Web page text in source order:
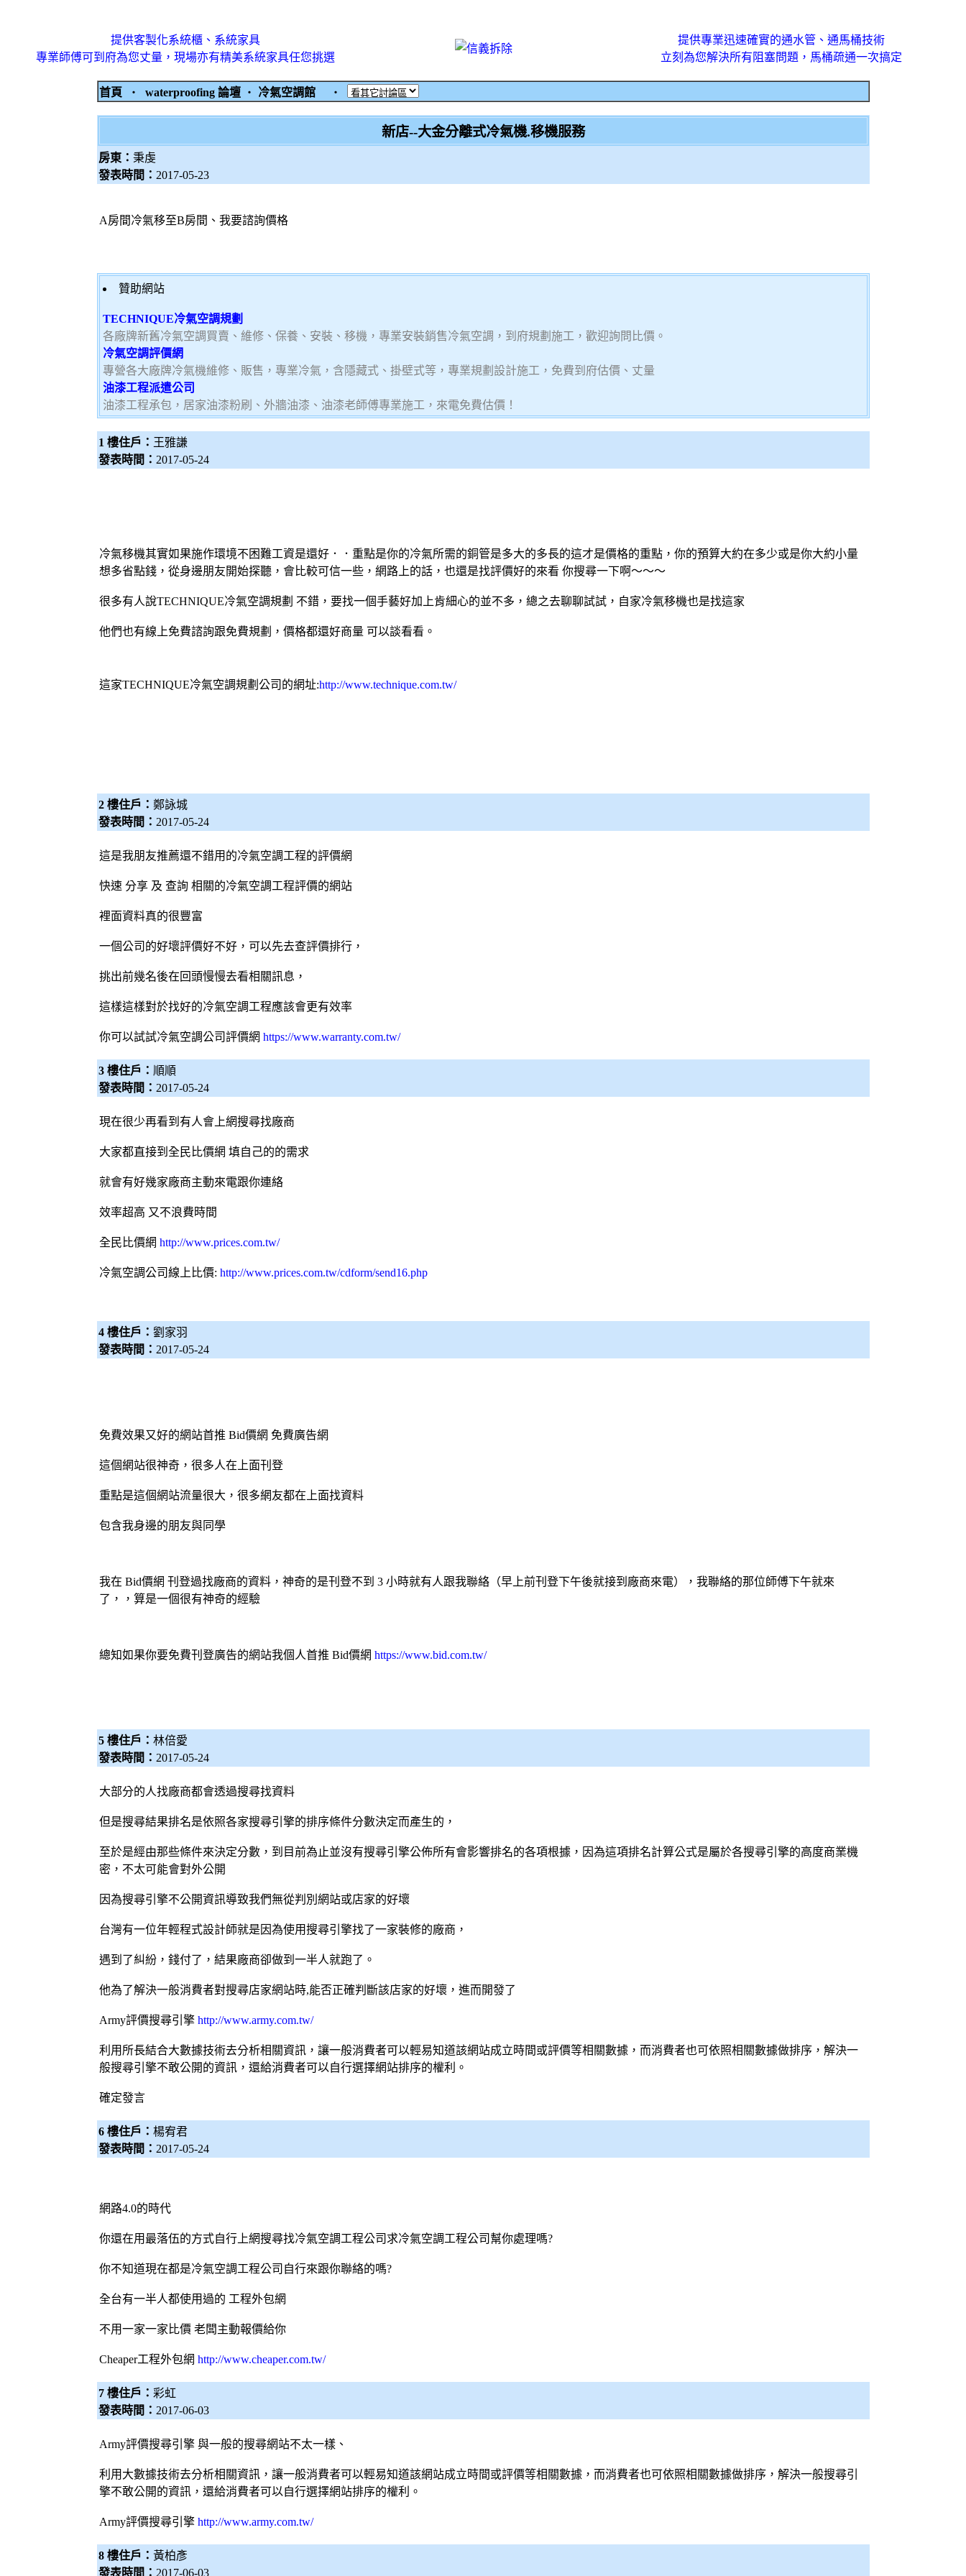
提供客製化系統櫃、系統家具
專業師傅可到府為您丈量，現場亦有精美系統家具任您挑選
提供專業迅速確實的通水管、通馬桶技術
立刻為您解決所有阻塞問題，馬桶疏通一次搞定
首頁 ‧ waterproofing 論壇 ‧ 冷氣空調館 ‧
新店--大金分離式冷氣機.移機服務
房東： 秉虔
發表時間： 2017-05-23
A房間冷氣移至B房間、我要諮詢價格
贊助網站
TECHNIQUE冷氣空調規劃
各廠牌新舊冷氣空調買賣、維修、保養、安裝、移機，專業安裝銷售冷氣空調，到府規劃施工，歡迎詢問比價。
冷氣空調評價網
專營各大廠牌冷氣機維修、販售，專業冷氣，含隱藏式、掛壁式等，專業規劃設計施工，免費到府估價、丈量
油漆工程派遣公司
油漆工程承包，居家油漆粉刷、外牆油漆、油漆老師傅專業施工，來電免費估價！
1 樓住戶： 王雅謙
發表時間： 2017-05-24
冷氣移機其實如果施作環境不困難工資是還好．．重點是你的冷氣所需的銅管是多大的多長的這才是價格的重點，你的預算大約在多少或是你大約小量
想多省點錢，從身邊朋友開始探聽，會比較可信一些，網路上的話，也還是找評價好的來看 你搜尋一下啊～～～
很多有人說TECHNIQUE冷氣空調規劃 不錯，要找一個手藝好加上肯細心的並不多，總之去聊聊試試，自家冷氣移機也是找這家
他們也有線上免費諮詢跟免費規劃，價格都還好商量 可以談看看。
這家TECHNIQUE冷氣空調規劃公司的網址:http://www.technique.com.tw/
2 樓住戶： 鄭詠城
發表時間： 2017-05-24
這是我朋友推薦還不錯用的冷氣空調工程的評價網
快速 分享 及 查詢 相關的冷氣空調工程評價的網站
裡面資料真的很豐富
一個公司的好壞評價好不好，可以先去查評價排行，
挑出前幾名後在回頭慢慢去看相關訊息，
這樣這樣對於找好的冷氣空調工程應該會更有效率
你可以試試冷氣空調公司評價網 https://www.warranty.com.tw/
3 樓住戶： 順順
發表時間： 2017-05-24
現在很少再看到有人會上網搜尋找廠商
大家都直接到 全民比價網 填自己的的需求
就會有好幾家廠商主動來電跟你連絡
效率超高 又不浪費時間
全民比價網 http://www.prices.com.tw/
冷氣空調公司線上比價: http://www.prices.com.tw/cdform/send16.php
4 樓住戶： 劉家羽
發表時間： 2017-05-24
免費效果又好的網站首推 Bid價網 免費廣告網
這個網站很神奇，很多人在上面刊登
重點是這個網站流量很大，很多網友都在上面找資料
包含我身邊的朋友與同學
我在 Bid價網 刊登過找廠商的資料，神奇的是刊登不到 3 小時就有人跟我聯絡（早上前刊登下午後就接到廠商來電），我聯絡的那位師傅下午就來
了，，算是一個很有神奇的經驗
總知如果你要免費刊登廣告的網站我個人首推 Bid價網 https://www.bid.com.tw/
5 樓住戶： 林倍愛
發表時間： 2017-05-24
大部分的人找廠商都會透過搜尋找資料
但是搜尋結果排名是依照各家搜尋引擎的排序條件分數決定而產生的，
至於是經由那些條件來決定分數，到目前為止並沒有搜尋引擎公佈所有會影響排名的各項根據，因為這項排名計算公式是屬於各搜尋引擎的高度商業機
密，不太可能會對外公開
因為搜尋引擎不公開資訊導致我們無從判別網站或店家的好壞
台灣有一位年輕程式設計師就是因為使用搜尋引擎找了一家裝修的廠商，
遇到了糾紛，錢付了，結果廠商卻做到一半人就跑了。
他為了解決一般消費者對搜尋店家網站時,能否正確判斷該店家的好壞，進而開發了
Army評價搜尋引擎 http://www.army.com.tw/
利用所長結合大數據技術去分析相關資訊，讓一般消費者可以輕易知道該網站成立時間或評價等相關數據，而消費者也可依照相關數據做排序，解決一
般搜尋引擎不敢公開的資訊，還給消費者可以自行選擇網站排序的權利。
確定發言
6 樓住戶： 楊宥君
發表時間： 2017-05-24
網路4.0的時代
你還在用最落伍的方式自行上網搜尋找冷氣空調工程公司求冷氣空調工程公司幫你處理嗎?
你不知道現在都是冷氣空調工程公司自行來跟你聯絡的嗎?
全台有一半人都使用過的 工程外包網
不用一家一家比價 老闆主動報價給你
Cheaper工程外包網 http://www.cheaper.com.tw/
7 樓住戶： 彩虹
發表時間： 2017-06-03
Army評價搜尋引擎與一般的搜尋網站不太一樣、
利用大數據技術去分析相關資訊，讓一般消費者可以輕易知道該網站成立時間或評價等相關數據，而消費者也可依照相關數據做排序，解決一般搜尋引
擎不敢公開的資訊，還給消費者可以自行選擇網站排序的權利。
Army評價搜尋引擎 http://www.army.com.tw/
8 樓住戶： 黃柏彥
發表時間： 2017-06-03